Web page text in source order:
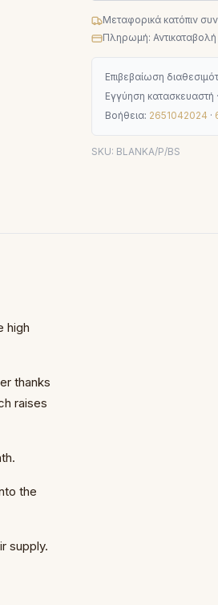
Μεταφορικά κατόπιν
Πληρωμή:
Επιβεβαίωση
Εγγύηση κατασκευαστή ·
Βοήθεια: 2651042024 ·
SKU: BLANKA/P/BS
high
thanks
raises
the
supply.